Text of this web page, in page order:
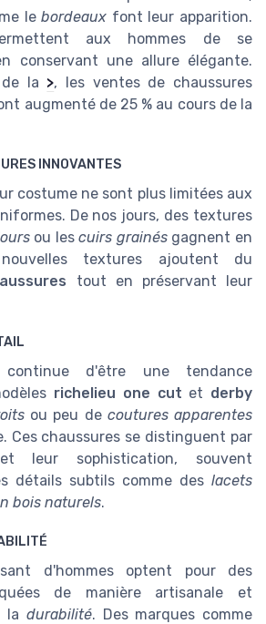
lebordeaux font leur apparition.
aux hommes de se
conservant une allure élégante.
la >, les ventes de chaussures
augmenté de 25 % au cours de la
INNOVANTES
costume ne sont plus limitées aux
De nos jours, des textures
ou lescuirs grainésgagnent en
textures ajoutent du
tout en préservant leur
continue d'être une tendance
richelieu one cut et derby
ou peu de coutures apparentes
Ces chaussures se distinguent par
leur sophistication, souvent
détails subtils comme des lacets
bois naturels.
d'hommes optent pour des
de manière artisanale et
la durabilité. Des marques comme